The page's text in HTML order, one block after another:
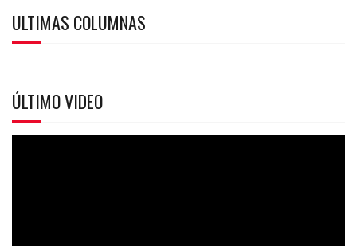
ULTIMAS COLUMNAS
ÚLTIMO VIDEO